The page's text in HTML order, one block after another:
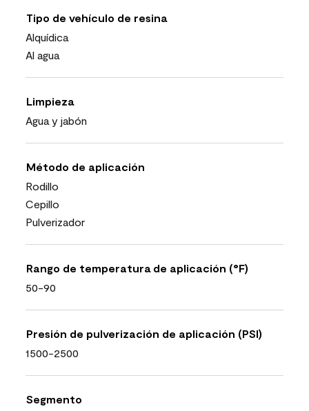
Tipo de vehículo de resina
Alquídica
Al agua
Limpieza
Agua y jabón
Método de aplicación
Rodillo
Cepillo
Pulverizador
Rango de temperatura de aplicación (°F)
50-90
Presión de pulverización de aplicación (PSI)
1500-2500
Segmento